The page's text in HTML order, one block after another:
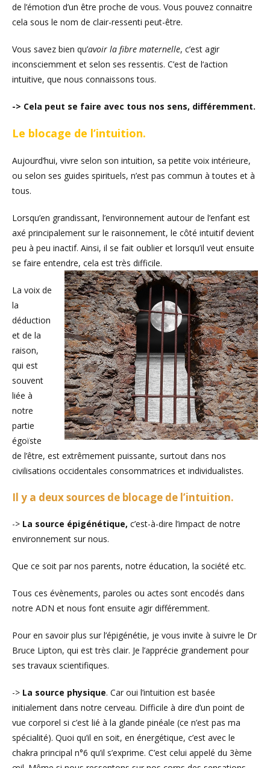
de l’émotion d’un être proche de vous. Vous pouvez connaitre
cela sous le nom de clair-ressenti peut-être.
Vous savez bien qu’avoir la fibre maternelle, c’est agir
inconsciemment et selon ses ressentis. C’est de l‘action
intuitive, que nous connaissons tous.
-> Cela peut se faire avec tous nos sens, différemment.
Le blocage de l’intuition.
Aujourd’hui, vivre selon son intuition, sa petite voix intérieure,
ou selon ses guides spirituels, n’est pas commun à toutes et à
tous.
Lorsqu’en grandissant, l’environnement autour de l’enfant est
axé principalement sur le raisonnement, le côté intuitif devient
peu à peu inactif. Ainsi, il se fait oublier et lorsqu’il veut ensuite
se faire entendre, cela est très difficile.
La voix de
la
déduction
et de la
raison,
qui est
souvent
liée à
notre
partie
égoïste
de l’être, est extrêmement puissante, surtout dans nos
civilisations occidentales consommatrices et individualistes.
Il y a deux sources de blocage de l’intuition.
-> La source épigénétique, c’est-à-dire l’impact de notre
environnement sur nous.
Que ce soit par nos parents, notre éducation, la société etc.
Tous ces évènements, paroles ou actes sont encodés dans
notre ADN et nous font ensuite agir différemment.
Pour en savoir plus sur l’épigénétie, je vous invite à suivre le Dr
Bruce Lipton, qui est très clair. Je l’apprécie grandement pour
ses travaux scientifiques.
-> La source physique. Car oui l’intuition est basée
initialement dans notre cerveau. Difficile à dire d’un point de
vue corporel si c’est lié à la glande pinéale (ce n’est pas ma
spécialité). Quoi qu’il en soit, en énergétique, c’est avec le
chakra principal n°6 qu’il s’exprime. C’est celui appelé du 3ème